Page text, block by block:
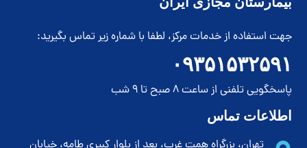
جهت استفاده از خدمات مرکز، لطفا با شماره زیر تماس بگیرید:
۰۹۳۵۱۵۳۲۵۹۱
پاسخگویی تلفنی از ساعت 8 صبح تا 9 شب
اطلاعات تماس